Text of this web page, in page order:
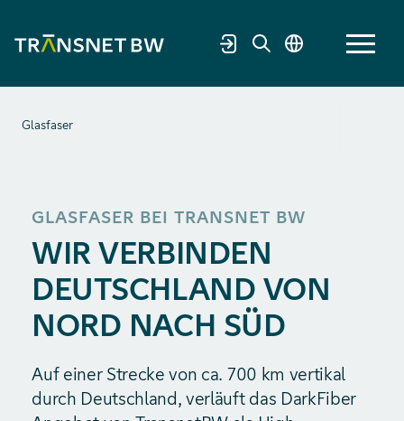
Glasfaser
GLASFASER BEI TRANSNET BW
WIR VERBINDEN
DEUTSCHLAND VON
NORD NACH SÜD
Auf einer Strecke von ca. 700 km vertikal
durch Deutschland, verläuft das DarkFiber